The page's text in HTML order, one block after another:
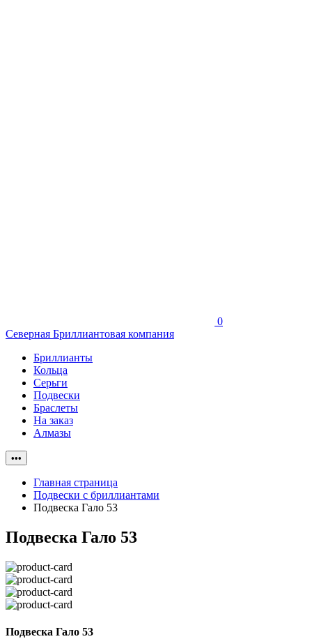
0
Северная Бриллиантовая компания
Бриллианты
Кольца
Серьги
Подвески
Браслеты
На заказ
Алмазы
•••
Главная страница
Подвески с бриллиантами
Подвеска Гало 53
Подвеска Гало 53
Подвеска Гало 53